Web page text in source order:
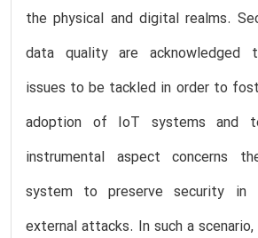
the physical and digital realms.
data quality are acknowledged
issues to be tackled in order to
adoption of IoT systems and
instrumental aspect concerns
system to preserve security in
external attacks. In such a